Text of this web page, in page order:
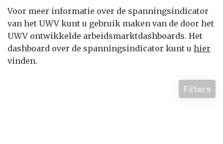
Voor meer informatie over de spanningsindicator
van het UWV kunt u gebruik maken van de door het
UWV ontwikkelde arbeidsmarktdashboards. Het
dashboard over de spanningsindicator kunt u hier
vinden.
Filters